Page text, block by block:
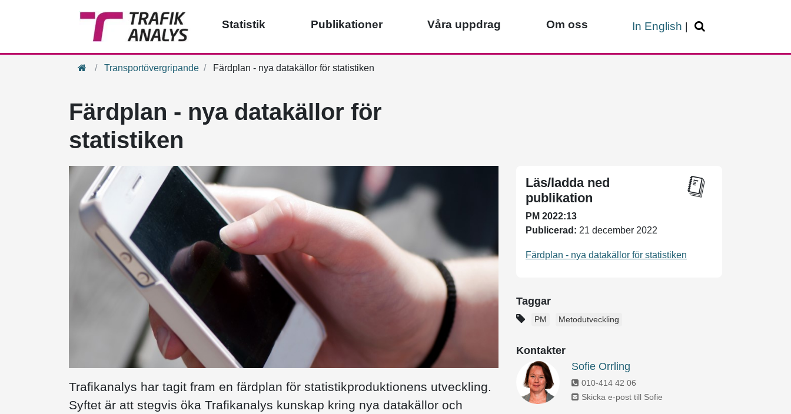
Statistik Publikationer Våra uppdrag Om oss In English
HemTransportövergripande Färdplan - nya datakällor för statistiken
Färdplan - nya datakällor för
statistiken
Trafikanalys har tagit fram en färdplan för statistikproduktionens utveckling.
Syftet är att stegvis öka Trafikanalys kunskap kring nya datakällor och
Läs/ladda ned
publikation
PM 2022:13
Publicerad: 21 december 2022
Färdplan - nya datakällor för statistiken
Taggar
PM Metodutveckling
Kontakter
Sofie Orrling
010-414 42 06
Skicka e-post till Sofie